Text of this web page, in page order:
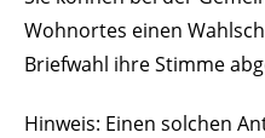
Wohnortes einen
Briefwahl ihre Stimme
Hinweis: Einen solchen